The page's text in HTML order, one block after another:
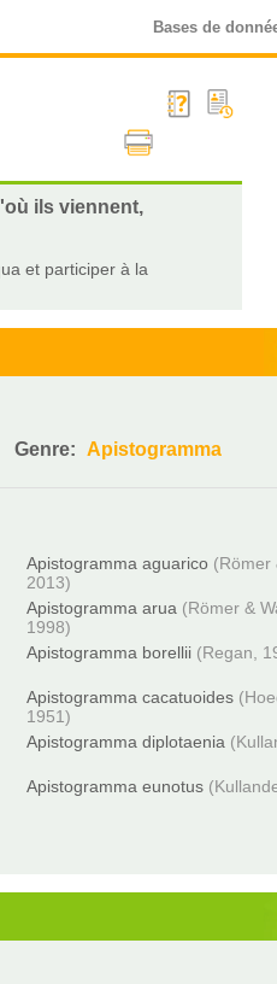
Bases de
ils viennent,
et participer à la
Genre: Apistogramma
Apistogramma aguarico (Römer
2013)
Apistogramma arua (Römer &
1998)
Apistogramma borellii (Regan,
Apistogramma cacatuoides
1951)
Apistogramma diplotaenia
Apistogramma eunotus